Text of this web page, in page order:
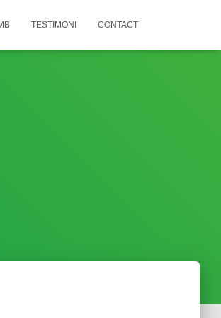
TESTIMONI CONTACT